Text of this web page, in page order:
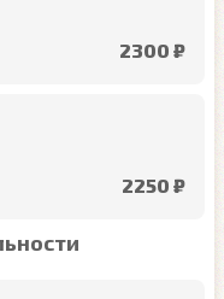
2300 ₽
2250 ₽